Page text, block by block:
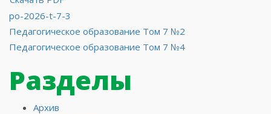
po-2026-t-7-3
Навигация
по
записям
Педагогическое образование Том 7 №2
Педагогическое образование Том 7 №4
Разделы
Архив